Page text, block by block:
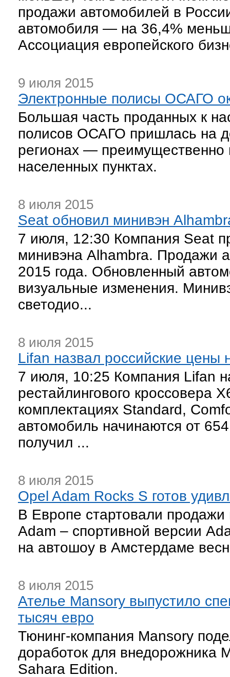
продажи автомобилей в
автомобиля — на 36,4%
Ассоциация европейского
9 июля 2015
Электронные полисы ОСАГО
Большая часть проданных к
полисов ОСАГО пришлась на
регионах — преимущественно
населенных пунктах.
8 июля 2015
Seat обновил минивэн
7 июля, 12:30 Компания Seat
минивэна Alhambra. Продажи
2015 года. Обновленный
визуальные изменения.
светодио...
8 июля 2015
Lifan назвал российские цены
7 июля, 10:25 Компания Lifan
рестайлингового кроссовера
комплектациях Standard,
автомобиль начинаются от
получил ...
8 июля 2015
Opel Adam Rocks S готов
В Европе стартовали продажи
Adam – спортивной версии
на автошоу в Амстердаме
8 июля 2015
Ателье Mansory выпустило
тысяч евро
Тюнинг-компания Mansory
доработок для внедорожника
Sahara Edition.